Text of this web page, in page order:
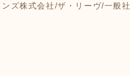
ズ株式会社/ザ・リーヴ/一般社